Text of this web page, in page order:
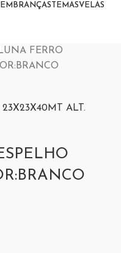
TEMASVELAS
FERRO